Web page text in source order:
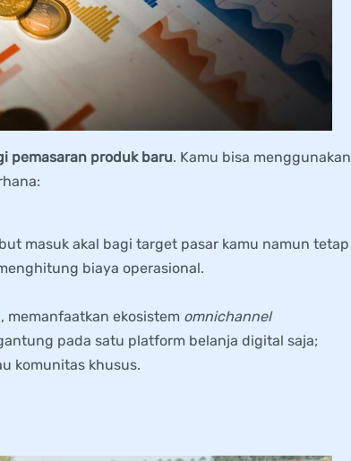
pemasaran produk baru. Kamu bisa menggunakan
masuk akal bagi target pasar kamu namun tetap
biaya operasional.
memanfaatkan ekosistem omnichannel
pada satu platform belanja digital saja;
komunitas khusus.